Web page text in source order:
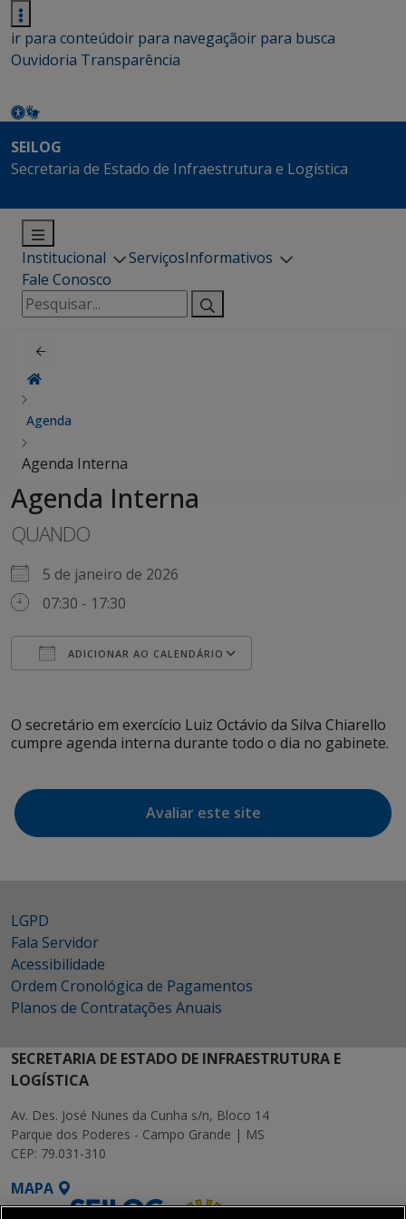
ir para conteúdoir para navegaçãoir para busca
Ouvidoria Transparência
SEILOG
Secretaria de Estado de Infraestrutura e Logística
Institucional ServiçosInformativos
Fale Conosco
Pesquisar
por:
Agenda
Agenda Interna
Agenda Interna
QUANDO
5 de janeiro de 2026
07:30 - 17:30
ADICIONAR AO CALENDÁRIO
O secretário em exercício Luiz Octávio da Silva Chiarello
cumpre agenda interna durante todo o dia no gabinete.
Avaliar este site
LGPD
Fala Servidor
Acessibilidade
Ordem Cronológica de Pagamentos
Planos de Contratações Anuais
SECRETARIA DE ESTADO DE INFRAESTRUTURA E
LOGÍSTICA
Av. Des. José Nunes da Cunha s/n, Bloco 14
Parque dos Poderes - Campo Grande | MS
CEP: 79.031-310
MAPA